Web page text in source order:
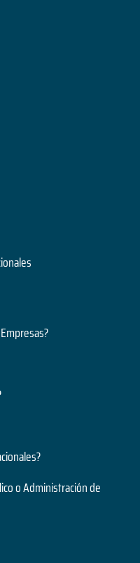
o Administración de